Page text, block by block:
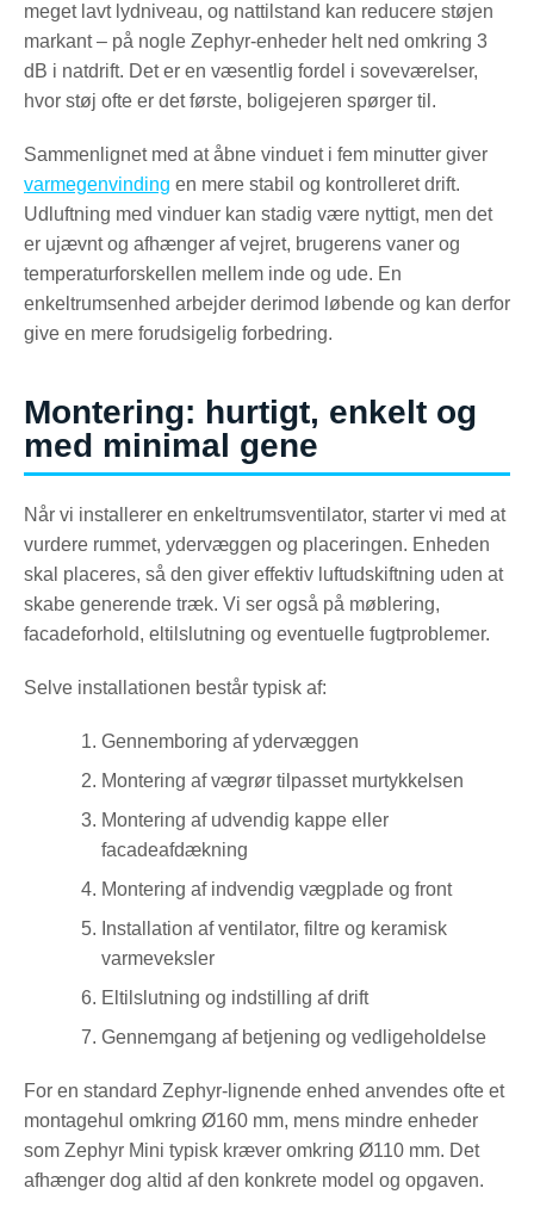
meget lavt lydniveau, og nattilstand kan reducere støjen
markant – på nogle Zephyr-enheder helt ned omkring 3
dB i natdrift. Det er en væsentlig fordel i soveværelser,
hvor støj ofte er det første, boligejeren spørger til.
Sammenlignet med at åbne vinduet i fem minutter giver
varmegenvinding en mere stabil og kontrolleret drift.
Udluftning med vinduer kan stadig være nyttigt, men det
er ujævnt og afhænger af vejret, brugerens vaner og
temperaturforskellen mellem inde og ude. En
enkeltrumsenhed arbejder derimod løbende og kan derfor
give en mere forudsigelig forbedring.
Montering: hurtigt, enkelt og
med minimal gene
Når vi installerer en enkeltrumsventilator, starter vi med at
vurdere rummet, ydervæggen og placeringen. Enheden
skal placeres, så den giver effektiv luftudskiftning uden at
skabe generende træk. Vi ser også på møblering,
facadeforhold, eltilslutning og eventuelle fugtproblemer.
Selve installationen består typisk af:
Gennemboring af ydervæggen
Montering af vægrør tilpasset murtykkelsen
Montering af udvendig kappe eller
facadeafdækning
Montering af indvendig vægplade og front
Installation af ventilator, filtre og keramisk
varmeveksler
Eltilslutning og indstilling af drift
Gennemgang af betjening og vedligeholdelse
For en standard Zephyr-lignende enhed anvendes ofte et
montagehul omkring Ø160 mm, mens mindre enheder
som Zephyr Mini typisk kræver omkring Ø110 mm. Det
afhænger dog altid af den konkrete model og opgaven.